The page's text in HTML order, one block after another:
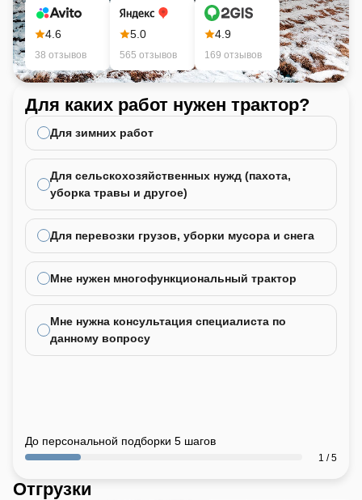
4.6
38 отзывов
5.0
565 отзывов
4.9
169 отзывов
Для каких работ нужен трактор?
Для зимних работ
Для сельскохозяйственных нужд (пахота,
уборка травы и другое)
Для перевозки грузов, уборки мусора и снега
Мне нужен многофункциональный трактор
Мне нужна консультация специалиста по
данному вопросу
До персональной подборки 5 шагов
1 / 5
Отгрузки